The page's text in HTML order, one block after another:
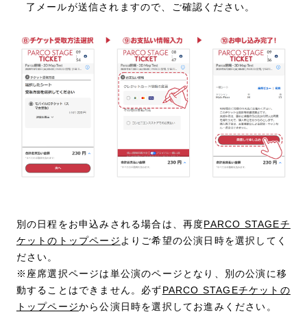
了メールが送信されますので、ご確認ください。
別の日程をお申込みされる場合は、再度PARCO STAGEチ
ケットのトップページ よりご希望の公演日時を選択してく
ださい。
※座席選択ページは単公演のページとなり、別の公演に移
動することはできません。必ずPARCO STAGEチケットの
トップページから公演日時を選択してお進みください。